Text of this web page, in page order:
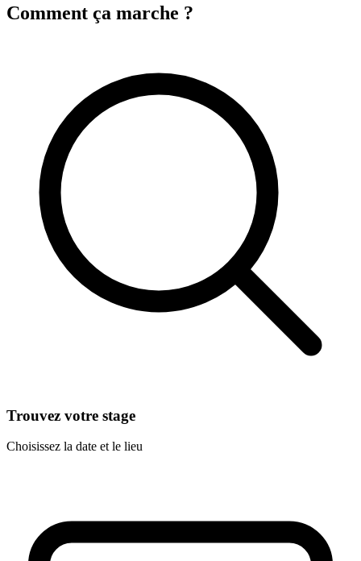
Comment ça marche ?
Trouvez votre stage
Choisissez la date et le lieu